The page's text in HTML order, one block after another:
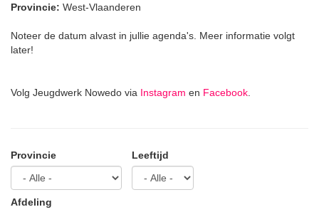
Provincie: West-Vlaanderen
Noteer de datum alvast in jullie agenda's. Meer informatie volgt
later!
Volg Jeugdwerk Nowedo via Instagram en Facebook
Provincie Leeftijd
Afdeling